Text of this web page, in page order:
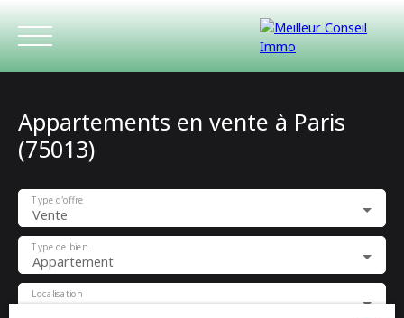
ACCUEIL
Appartements en vente à Paris
(75013)
Vente
Type d'offre
Appartement
Type de bien
Paris (75013)
Localisation